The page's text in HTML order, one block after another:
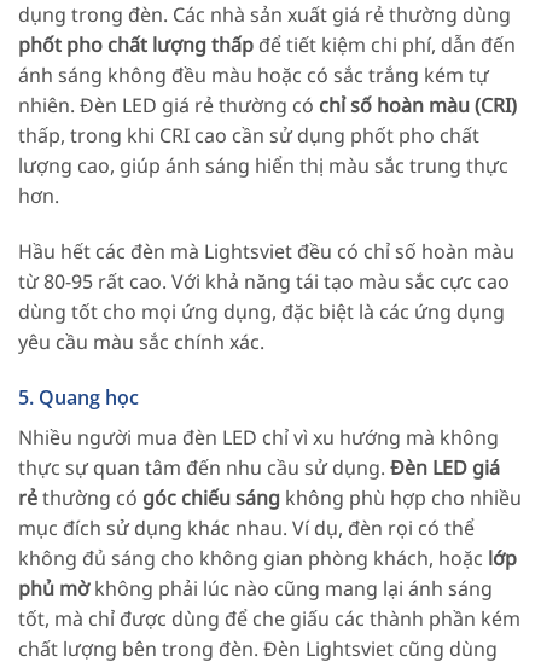
dụng trong đèn. Các nhà sản xuất giá rẻ thường dùng
phốt pho chất lượng thấp để tiết kiệm chi phí, dẫn đến
ánh sáng không đều màu hoặc có sắc trắng kém tự
nhiên. Đèn LED giá rẻ thường có chỉ số hoàn màu (CRI)
thấp, trong khi CRI cao cần sử dụng phốt pho chất
lượng cao, giúp ánh sáng hiển thị màu sắc trung thực
hơn.
Hầu hết các đèn mà Lightsviet đều có chỉ số hoàn màu
từ 80-95 rất cao. Với khả năng tái tạo màu sắc cực cao
dùng tốt cho mọi ứng dụng, đặc biệt là các ứng dụng
yêu cầu màu sắc chính xác.
5. Quang học
Nhiều người mua đèn LED chỉ vì xu hướng mà không
thực sự quan tâm đến nhu cầu sử dụng. Đèn LED giá
rẻthường có góc chiếu sáng không phù hợp cho nhiều
mục đích sử dụng khác nhau. Ví dụ, đèn rọi có thể
không đủ sáng cho không gian phòng khách, hoặc lớp
phủ mờkhông phải lúc nào cũng mang lại ánh sáng
tốt, mà chỉ được dùng để che giấu các thành phần kém
chất lượng bên trong đèn. Đèn Lightsviet cũng dùng